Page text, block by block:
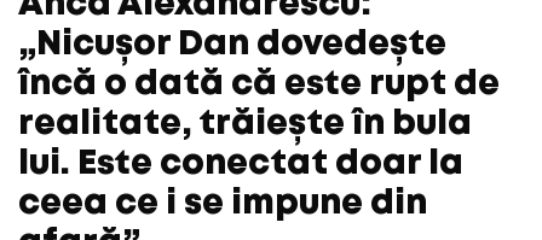
„Nicușor Dan dovedește
încă o dată că este rupt de
realitate, trăiește în bula
lui. Este conectat doar la
ceea ce i se impune din